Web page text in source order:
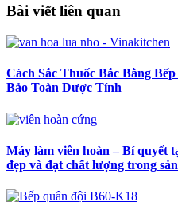
Bài viết liên quan
Cách Sắc Thuốc Bắc Bằng
Bảo Toàn Dược Tính
Máy làm viên hoàn – Bí quyết
đẹp và đạt chất lượng trong